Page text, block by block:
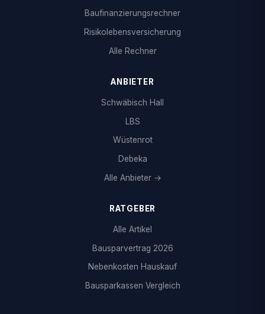
Baufinanzierungsrechner
Risikolebensversicherung
Alle Rechner
ANBIETER
Schwäbisch Hall
LBS
Wüstenrot
Debeka
Alle Anbieter →
RATGEBER
Alle Artikel
Bausparvertrag 2026
Nebenkosten Hauskauf
Bausparkassen Vergleich